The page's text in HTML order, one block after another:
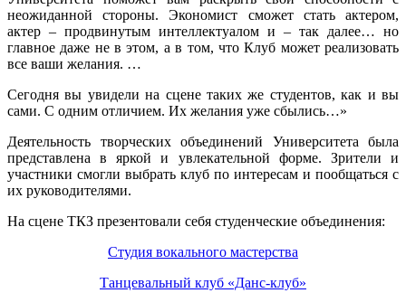
неожиданной стороны. Экономист сможет стать актером,
актер – продвинутым интеллектуалом и – так далее… но
главное даже не в этом, а в том, что Клуб может реализовать
все ваши желания. …
Сегодня вы увидели на сцене таких же студентов, как и вы
сами. С одним отличием. Их желания уже сбылись…»
Деятельность творческих объединений Университета была
представлена в яркой и увлекательной форме. Зрители и
участники смогли выбрать клуб по интересам и пообщаться с
их руководителями.
На сцене ТКЗ презентовали себя студенческие объединения:
Студия вокального мастерства
Танцевальный клуб «Данс-клуб»